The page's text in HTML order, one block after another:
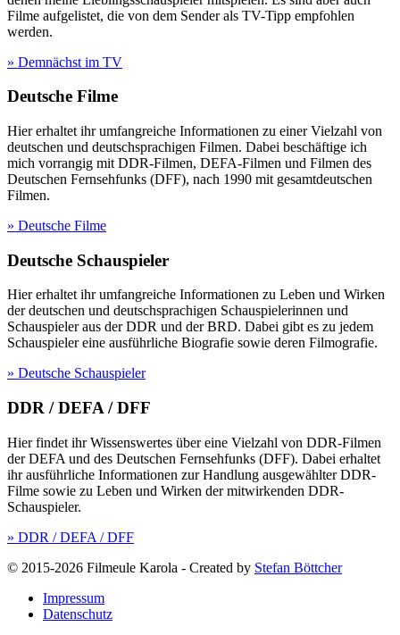
Filme aufgelistet, die von dem Sender als TV-Tipp empfohlen
werden.
» Demnächst im TV
Deutsche Filme
Hier erhaltet ihr umfangreiche Informationen zu einer Vielzahl von
deutschen und deutschsprachigen Filmen. Dabei beschäftige ich
mich vorrangig mit DDR-Filmen, DEFA-Filmen und Filmen des
Deutschen Fernsehfunks (DFF), nach 1990 mit gesamtdeutschen
Filmen.
» Deutsche Filme
Deutsche Schauspieler
Hier erhaltet ihr umfangreiche Informationen zu Leben und Wirken
der deutschen und deutschsprachigen Schauspielerinnen und
Schauspieler aus der DDR und der BRD. Dabei gibt es zu jedem
Schauspieler eine ausführliche Biografie sowie deren Filmografie.
» Deutsche Schauspieler
DDR / DEFA / DFF
Hier findet ihr Wissenswertes über eine Vielzahl von DDR-Filmen
der DEFA und des Deutschen Fernsehfunks (DFF). Dabei erhaltet
ihr ausführliche Informationen zur Handlung ausgewählter DDR-
Filme sowie zu Leben und Wirken der mitwirkenden DDR-
Schauspieler.
» DDR / DEFA / DFF
© 2015-2026 Filmeule Karola - Created by Stefan Böttcher
Impressum
Datenschutz